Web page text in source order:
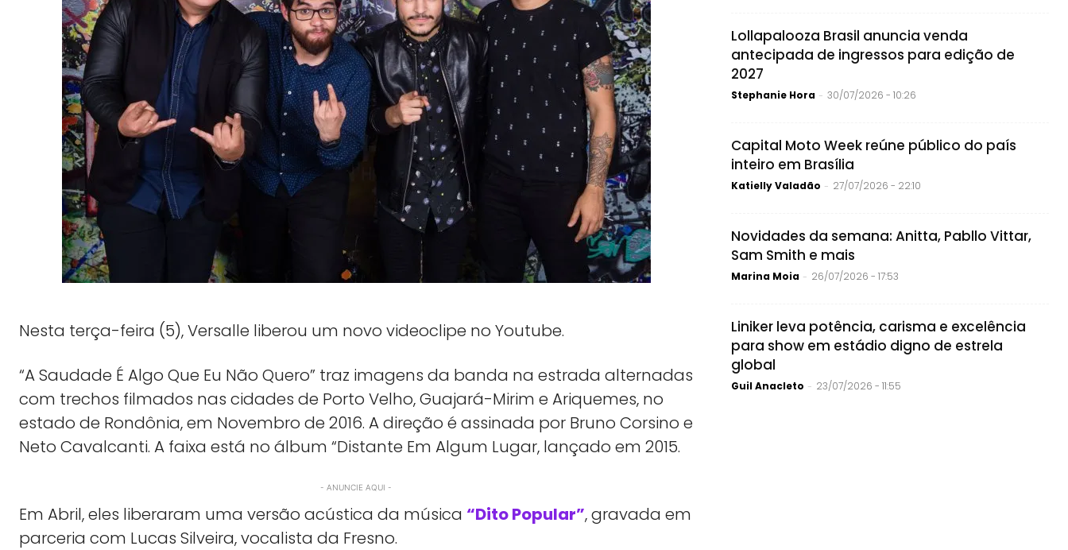
Nesta terça-feira (5), Versalle liberou um novo videoclipe no Youtube.
“A Saudade É Algo Que Eu Não Quero” traz imagens da banda na estrada alternadas
com trechos filmados nas cidades de Porto Velho, Guajará-Mirim e Ariquemes, no
estado de Rondônia, em Novembro de 2016. A direção é assinada por Bruno Corsino e
Neto Cavalcanti. A faixa está no álbum “Distante Em Algum Lugar, lançado em 2015.
- ANUNCIE AQUI -
Em Abril, eles liberaram uma versão acústica da música “Dito Popular”, gravada em
parceria com Lucas Silveira, vocalista da Fresno.
Lollapalooza Brasil anuncia venda
antecipada de ingressos para edição de
2027
Stephanie Hora - 30/07/2026 - 10:26
Capital Moto Week reúne público do país
inteiro em Brasília
Katielly Valadão - 27/07/2026 - 22:10
Novidades da semana: Anitta, Pabllo Vittar,
Sam Smith e mais
Marina Moia - 26/07/2026 - 17:53
Liniker leva potência, carisma e excelência
para show em estádio digno de estrela
global
Guil Anacleto - 23/07/2026 - 11:55